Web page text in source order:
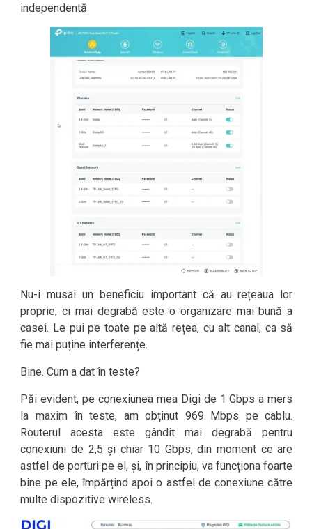
independentă.
Nu-i musai un beneficiu important că au rețeaua lor
proprie, ci mai degrabă este o organizare mai bună a
casei. Le pui pe toate pe altă rețea, cu alt canal, ca să
fie mai puține interferențe.
Bine. Cum a dat în teste?
Păi evident, pe conexiunea mea Digi de 1 Gbps a mers
la maxim în teste, am obținut 969 Mbps pe cablu.
Routerul acesta este gândit mai degrabă pentru
conexiuni de 2,5 și chiar 10 Gbps, din moment ce are
astfel de porturi pe el, și, în principiu, va funcționa foarte
bine pe ele, împărțind apoi o astfel de conexiune către
multe dispozitive wireless.